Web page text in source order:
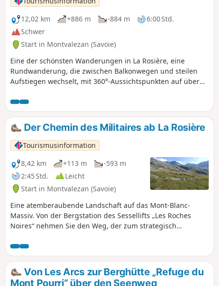
12,02 km
+886 m -884 m
6:00 Std.
Schwer
Start in Montvalezan (Savoie)
Eine der schönsten Wanderungen in La Rosière, eine
Rundwanderung, die zwischen Balkonwegen und steilen
Aufstiegen wechselt, mit 360°-Aussichtspunkten auf über
Der Chemin des Militaires ab La Rosière
Tourismusinformation
8,42 km
+113 m
-593 m
2:45 Std.
Leicht
Start in Montvalezan (Savoie)
Eine atemberaubende Landschaft auf das Mont-Blanc-
Massiv. Von der Bergstation des Sessellifts „Les Roches
Noires“ nehmen Sie den Weg, der zum strategisch
führt. Von dort aus bietet eine Hängebrücke einen Blick auf
den Mont Blanc.
Von Les Arcs zur Berghütte „Refuge du
Mont Pourri“ über den Seenweg